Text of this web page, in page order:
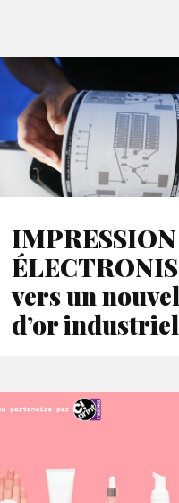
IMPRESSION
vers un
d’or